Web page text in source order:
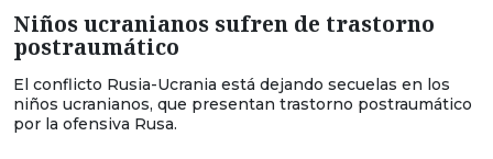
Niños ucranianos sufren de trastorno
postraumático
El conflicto Rusia-Ucrania está dejando secuelas en los
niños ucranianos, que presentan trastorno postraumático
por la ofensiva Rusa.